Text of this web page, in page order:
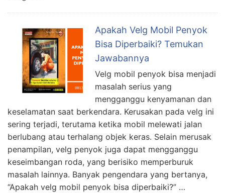
Apakah Velg Mobil Penyok
Bisa Diperbaiki? Temukan
Jawabannya
Velg mobil penyok bisa menjadi
masalah serius yang
mengganggu kenyamanan dan
keselamatan saat berkendara. Kerusakan pada velg ini
sering terjadi, terutama ketika mobil melewati jalan
berlubang atau terhalang objek keras. Selain merusak
penampilan, velg penyok juga dapat mengganggu
keseimbangan roda, yang berisiko memperburuk
masalah lainnya. Banyak pengendara yang bertanya,
“Apakah velg mobil penyok bisa diperbaiki?” …